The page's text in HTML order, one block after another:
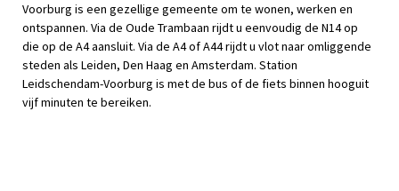
Voorburg is een gezellige gemeente om te wonen, werken en
ontspannen. Via de Oude Trambaan rijdt u eenvoudig de N14 op
die op de A4 aansluit. Via de A4 of A44 rijdt u vlot naar omliggende
steden als Leiden, Den Haag en Amsterdam. Station
Leidschendam-Voorburg is met de bus of de fiets binnen hooguit
vijf minuten te bereiken.